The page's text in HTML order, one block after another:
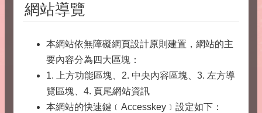
網站導覽
本網站依無障礙網頁設計原則建置，網站的主
要內容分為四大區塊：
1. 上方功能區塊、2. 中央內容區塊、3. 左方導
覽區塊、4. 頁尾網站資訊
本網站的快速鍵﹝Accesskey﹞設定如下：